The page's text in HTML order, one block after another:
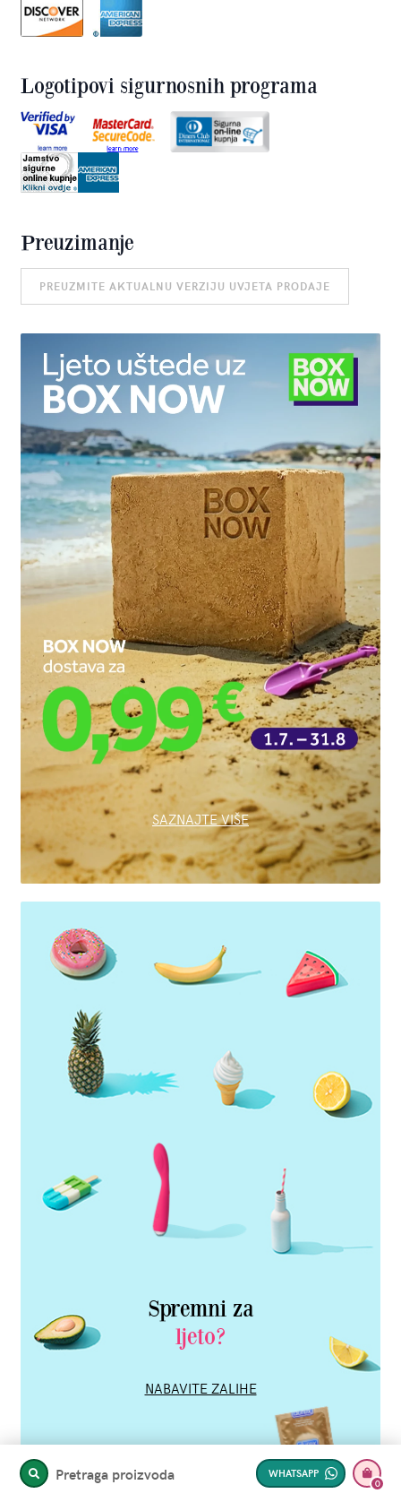
Logotipovi sigurnosnih programa
Preuzimanje
PREUZMITE AKTUALNU VERZIJU UVJETA PRODAJE
SAZNAJTE VIŠE
Spremni za
ljeto?
NABAVITE ZALIHE
Pretraga proizvoda
PRETRAŽITE
WHATSAPP
0